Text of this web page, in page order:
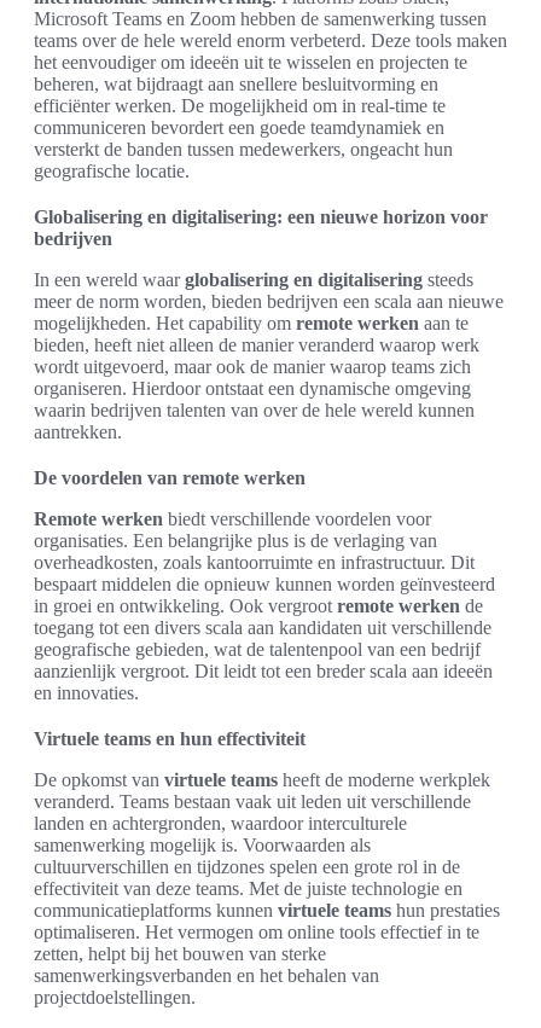
Microsoft Teams en Zoom hebben de samenwerking tussen
teams over de hele wereld enorm verbeterd. Deze tools maken
het eenvoudiger om ideeën uit te wisselen en projecten te
beheren, wat bijdraagt aan snellere besluitvorming en
efficiënter werken. De mogelijkheid om in real-time te
communiceren bevordert een goede teamdynamiek en
versterkt de banden tussen medewerkers, ongeacht hun
geografische locatie.
Globalisering en digitalisering: een nieuwe horizon voor
bedrijven
In een wereld waarglobalisering en digitalisering steeds
meer de norm worden, bieden bedrijven een scala aan nieuwe
mogelijkheden. Het capability om remote werken aan te
bieden, heeft niet alleen de manier veranderd waarop werk
wordt uitgevoerd, maar ook de manier waarop teams zich
organiseren. Hierdoor ontstaat een dynamische omgeving
waarin bedrijven talenten van over de hele wereld kunnen
aantrekken.
De voordelen van remote werken
Remote werken biedt verschillende voordelen voor
organisaties. Een belangrijke plus is de verlaging van
overheadkosten, zoals kantoorruimte en infrastructuur. Dit
bespaart middelen die opnieuw kunnen worden geïnvesteerd
in groei en ontwikkeling. Ook vergroot remote werken de
toegang tot een divers scala aan kandidaten uit verschillende
geografische gebieden, wat de talentenpool van een bedrijf
aanzienlijk vergroot. Dit leidt tot een breder scala aan ideeën
en innovaties.
Virtuele teams en hun effectiviteit
De opkomst van virtuele teams heeft de moderne werkplek
veranderd. Teams bestaan vaak uit leden uit verschillende
landen en achtergronden, waardoor interculturele
samenwerking mogelijk is. Voorwaarden als
cultuurverschillen en tijdzones spelen een grote rol in de
effectiviteit van deze teams. Met de juiste technologie en
communicatieplatforms kunnen virtuele teams hun prestaties
optimaliseren. Het vermogen om online tools effectief in te
zetten, helpt bij het bouwen van sterke
samenwerkingsverbanden en het behalen van
projectdoelstellingen.